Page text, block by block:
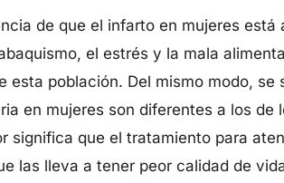
de que el infarto en mujeres está
el estrés y la mala
esta población. Del mismo modo, se
en mujeres son diferentes a los de
significa que el tratamiento para
las lleva a tener peor calidad de